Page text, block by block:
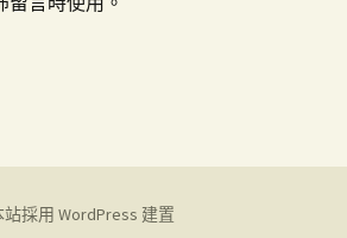
站採用 WordPress 建置